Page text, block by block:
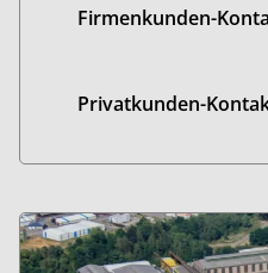
Firmenkunden-
Privatkunden-